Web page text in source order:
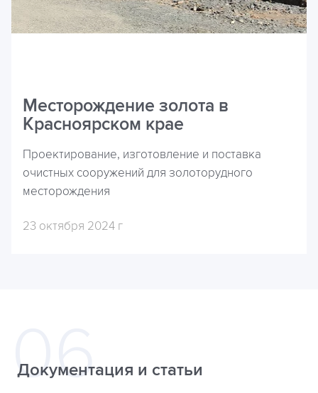
Месторождение золота в
Красноярском крае
Проектирование, изготовление и поставка
очистных сооружений для золоторудного
месторождения
23 октября 2024 г
Документация и статьи